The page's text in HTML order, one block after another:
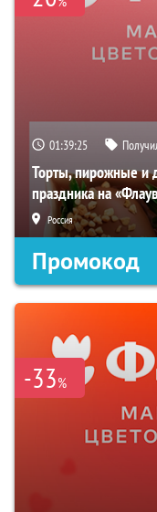
01:39:24
Торты, пирожные и
праздника на
Россия
Промокод
-33%